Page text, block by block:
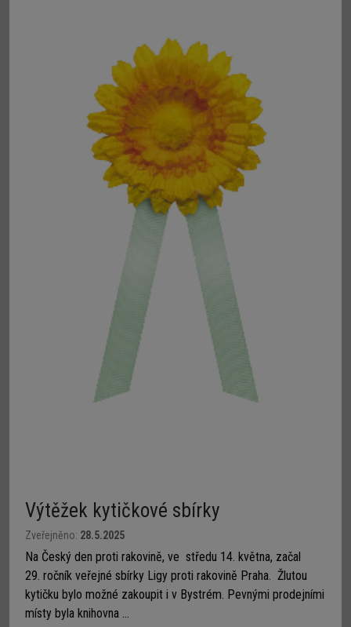
Výtěžek kytičkové sbírky
Zveřejněno: 28.5.2025
Na Český den proti rakovině, ve středu 14. května, začal
29. ročník veřejné sbírky Ligy proti rakovině Praha. Žlutou
kytičku bylo možné zakoupit i v Bystrém. Pevnými prodejními
místy byla knihovna ...